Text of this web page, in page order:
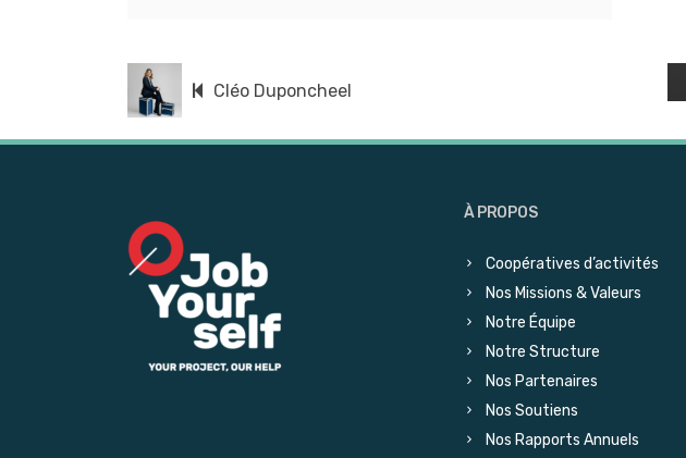
Cléo Duponcheel
À PROPOS
Coopératives d’activités
Nos Missions & Valeurs
Notre Équipe
Notre Structure
Nos Partenaires
Nos Soutiens
Nos Rapports Annuels